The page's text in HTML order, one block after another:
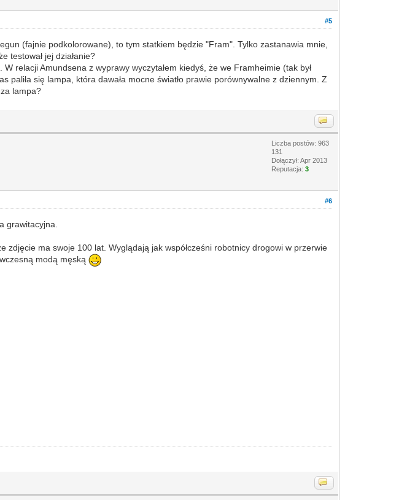
#5
(fajnie podkolorowane), to tym statkiem będzie "Fram". Tylko zastanawia mnie,
testował jej działanie?
relacji Amundsena z wyprawy wyczytałem kiedyś, że we Framheimie (tak był
się lampa, która dawała mocne światło prawie porównywalne z dziennym. Z
lampa?
Liczba postów: 963
131
Dołączył: Apr 2013
Reputacja:3
#6
grawitacyjna.
ma swoje 100 lat. Wyglądają jak współcześni robotnicy drogowi w przerwie
modą męską